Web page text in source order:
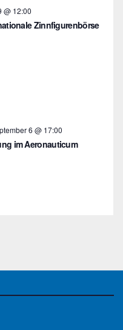
@ 12:00
Zinnfigurenbörse
6 @ 17:00
im Aeronauticum